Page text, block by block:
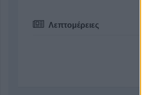
Λεπτομέρειες